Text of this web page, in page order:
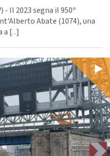
- Il 2023 segna il 950º
Abate (1074), una
a [...]